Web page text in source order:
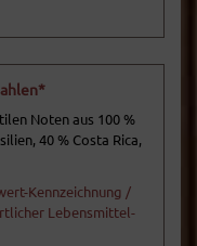
Noten aus 100 %
40 % Costa Rica,
Kennzeichnung /
Lebensmittel-